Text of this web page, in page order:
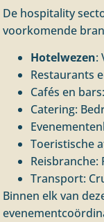
De hospitality
voorkomende
Hotelwezen:
Restaurants
Cafés en
Catering:
Toeristische
Transport:
Binnen elk van